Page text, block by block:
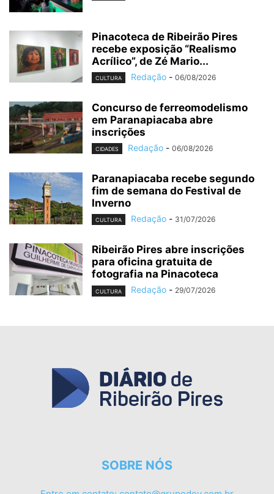
Pinacoteca de Ribeirão Pires
recebe exposição “Realismo
Acrílico”, de Zé Mario...
CULTURA Redação - 06/08/2026
Concurso de ferreomodelismo
em Paranapiacaba abre
inscrições
CIDADES Redação - 06/08/2026
Paranapiacaba recebe segundo
fim de semana do Festival de
Inverno
CULTURA Redação - 31/07/2026
Ribeirão Pires abre inscrições
para oficina gratuita de
fotografia na Pinacoteca
CULTURA Redação - 29/07/2026
SOBRE NÓS